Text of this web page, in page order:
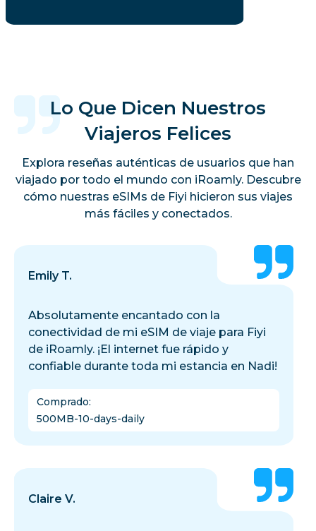
Lo Que Dicen Nuestros
Viajeros Felices
Explora reseñas auténticas de usuarios que han
viajado por todo el mundo con iRoamly. Descubre
cómo nuestras eSIMs de Fiyi hicieron sus viajes
más fáciles y conectados.
Emily T.
Absolutamente encantado con la
conectividad de mi eSIM de viaje para Fiyi
de iRoamly. ¡El internet fue rápido y
confiable durante toda mi estancia en Nadi!
Comprado:
500MB-10-days-daily
Claire V.